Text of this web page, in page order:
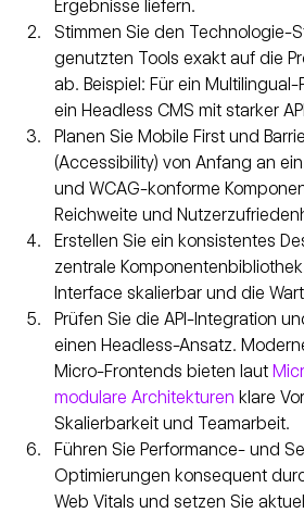
Ergebnisse liefern.
Stimmen Sie den Technologie-
genutzten Tools exakt auf die
ab. Beispiel: Für ein
ein Headless CMS mit starker
Planen Sie Mobile First und
(Accessibility) von Anfang an
und WCAG-konforme
Reichweite und
Erstellen Sie ein konsistentes
zentrale
Interface skalierbar und die
Prüfen Sie die API-Integration
einen Headless-Ansatz.
Micro-Frontends bieten laut
modulare Architekturen klare
Skalierbarkeit und Teamarbeit.
Führen Sie Performance- und
Optimierungen konsequent
Web Vitals und setzen Sie